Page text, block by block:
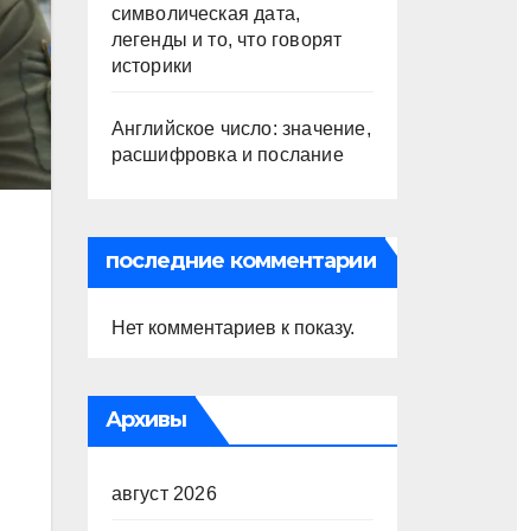
символическая дата,
легенды и то, что говорят
историки
Английское число: значение,
расшифровка и послание
последние комментарии
Нет комментариев к показу.
Архивы
август 2026